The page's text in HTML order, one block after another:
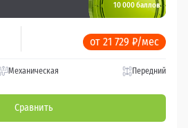
10 000 баллов
от 21 729 ₽/мес
Механическая Передний
Сравнить